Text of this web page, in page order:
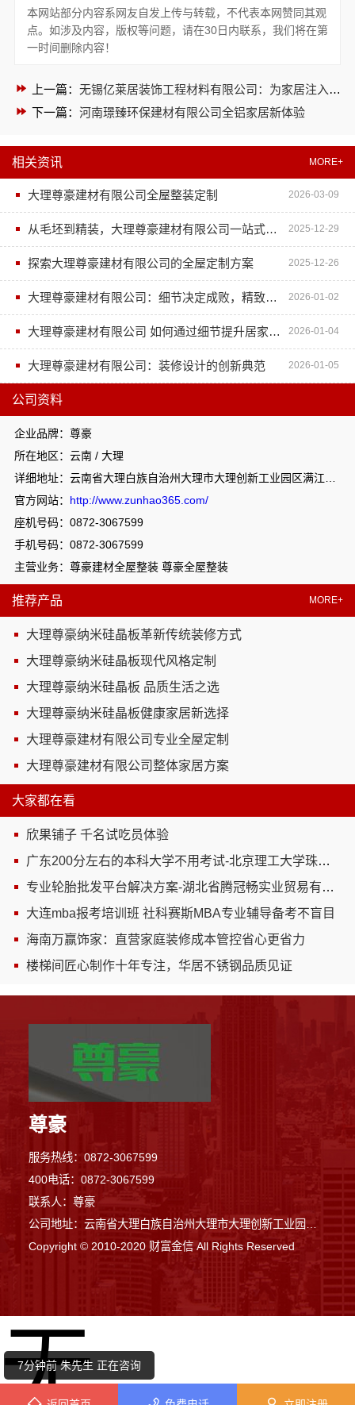
本网站部分内容系网友自发上传与转载，不代表本网赞同其观
点。如涉及内容，版权等问题，请在30日内联系，我们将在第
一时间删除内容！
上一篇： 无锡亿莱居装饰工程材料有限公司：为家居注入艺术灵魂
下一篇： 河南璟臻环保建材有限公司全铝家居新体验
相关资讯 MORE+
大理尊豪建材有限公司全屋整装定制 2026-03-09
从毛坯到精装，大理尊豪建材有限公司一站式全屋整装解决方案 2025-12-29
探索大理尊豪建材有限公司的全屋定制方案 2025-12-26
大理尊豪建材有限公司：细节决定成败，精致装修从这里开始 2026-01-02
大理尊豪建材有限公司 如何通过细节提升居家生活品质 2026-01-04
大理尊豪建材有限公司：装修设计的创新典范 2026-01-05
公司资料
企业品牌：尊豪
所在地区：云南 / 大理
官方网站： http://www.zunhao365.com/
座机号码：0872-3067599
手机号码：0872-3067599
主营业务：尊豪建材全屋整装 尊豪全屋整装
推荐产品 MORE+
大理尊豪纳米硅晶板革新传统装修方式
大理尊豪纳米硅晶板现代风格定制
大理尊豪纳米硅晶板 品质生活之选
大理尊豪纳米硅晶板健康家居新选择
大理尊豪建材有限公司专业全屋定制
大理尊豪建材有限公司整体家居方案
大家都在看
欣果铺子 千名试吃员体验
广东200分左右的本科大学不用考试-北京理工大学珠海学院继续教育学院
专业轮胎批发平台解决方案-湖北省腾冠畅实业贸易有限公司
大连mba报考培训班 社科赛斯MBA专业辅导备考不盲目
海南万赢饰家：直营家庭装修成本管控省心更省力
楼梯间匠心制作十年专注，华居不锈钢品质见证
尊豪
服务热线：0872-3067599
400电话：0872-3067599
联系人：尊豪
Copyright © 2010-2020 财富金信 All Rights Reserved
7分钟前 朱先生 正在咨询
无